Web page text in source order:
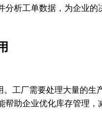
分析工单数据，为企业的
工厂需要处理大量的
助企业优化库存管理，